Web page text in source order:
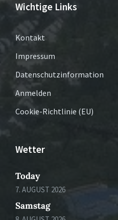
Wichtige Links
Kontakt
Impressum
Datenschutzinformation
Anmelden
Cookie-Richtlinie (EU)
Wetter
Today
7. AUGUST 2026
Samstag